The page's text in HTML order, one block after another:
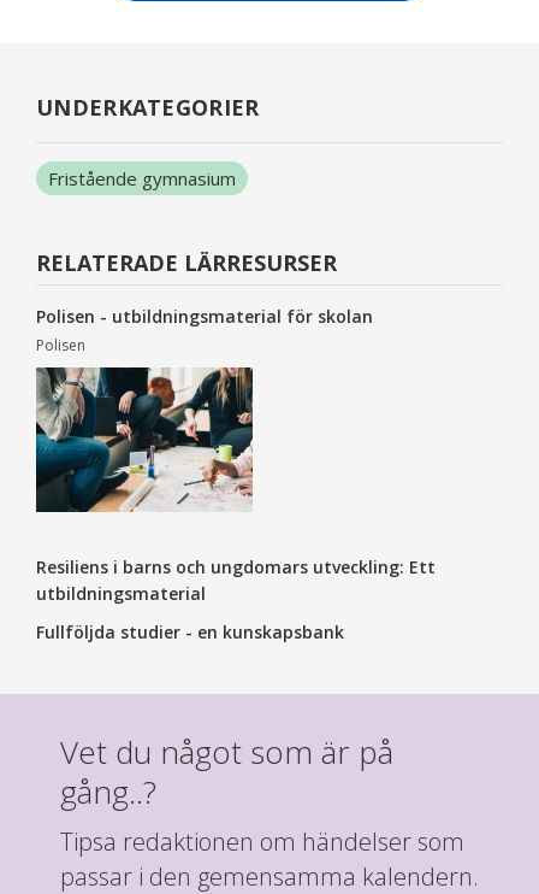
UNDERKATEGORIER
Fristående gymnasium
RELATERADE LÄRRESURSER
Polisen - utbildningsmaterial för skolan
Polisen
Resiliens i barns och ungdomars utveckling: Ett
utbildningsmaterial
Fullföljda studier - en kunskapsbank
Vet du något som är på
gång..?
Tipsa redaktionen om händelser som
passar i den gemensamma kalendern.